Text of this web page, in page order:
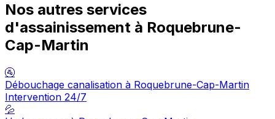
Nos autres services
d'assainissement à Roquebrune-
Cap-Martin
🚰
Débouchage canalisation à Roquebrune-Cap-Martin
Intervention 24/7
💦